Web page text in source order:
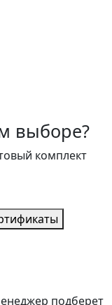
выборе?
комплект
подберет